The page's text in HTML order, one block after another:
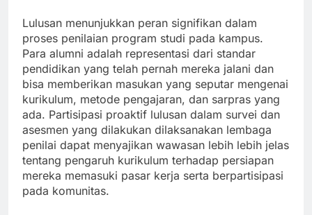
Lulusan menunjukkan peran signifikan dalam
proses penilaian program studi pada kampus.
Para alumni adalah representasi dari standar
pendidikan yang telah pernah mereka jalani dan
bisa memberikan masukan yang seputar mengenai
kurikulum, metode pengajaran, dan sarpras yang
ada. Partisipasi proaktif lulusan dalam survei dan
asesmen yang dilakukan dilaksanakan lembaga
penilai dapat menyajikan wawasan lebih lebih jelas
tentang pengaruh kurikulum terhadap persiapan
mereka memasuki pasar kerja serta berpartisipasi
pada komunitas.